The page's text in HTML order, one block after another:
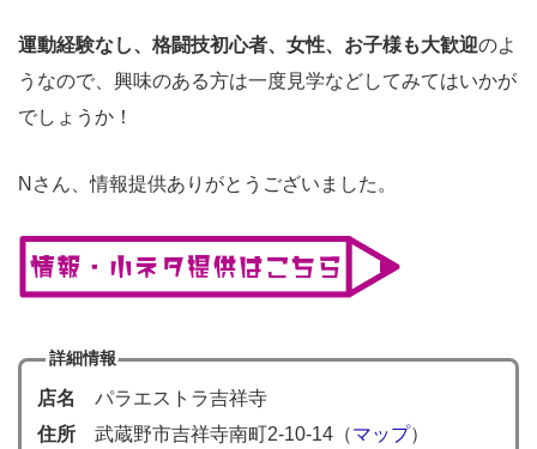
運動経験なし、格闘技初心者、女性、お子様も大歓迎のよ
うなので、興味のある方は一度見学などしてみてはいかが
でしょうか！
Nさん、情報提供ありがとうございました。
詳細情報
店名
パラエストラ吉祥寺
住所武蔵野市吉祥寺南町2-10-14（マップ）